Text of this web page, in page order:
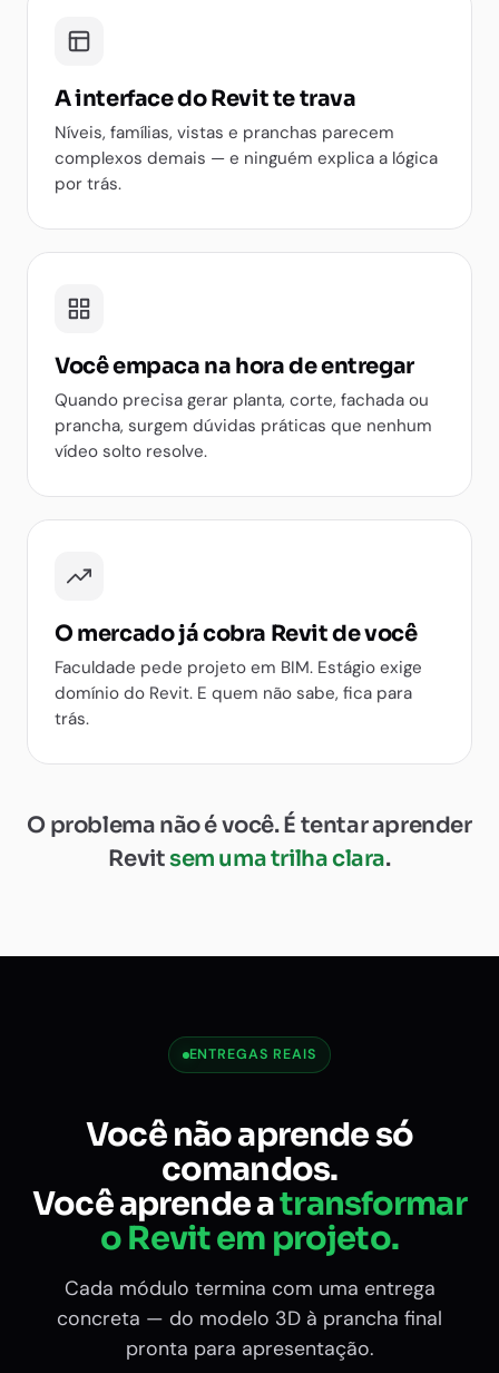
A interface do Revit te trava
Níveis, famílias, vistas e pranchas parecem
complexos demais — e ninguém explica a lógica
por trás.
Você empaca na hora de entregar
Quando precisa gerar planta, corte, fachada ou
prancha, surgem dúvidas práticas que nenhum
vídeo solto resolve.
O mercado já cobra Revit de você
Faculdade pede projeto em BIM. Estágio exige
domínio do Revit. E quem não sabe, fica para
trás.
O problema não é você. É tentar aprender
Revitsem uma trilha clara.
ENTREGAS REAIS
Você não aprende só
comandos.
Você aprende atransformar
o Revit em projeto.
Cada módulo termina com uma entrega
concreta — do modelo 3D à prancha final
pronta para apresentação.